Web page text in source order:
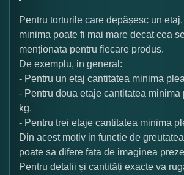
Pentru torturile care depășesc un
minima poate fi mai mare decat cea
menționata pentru fiecare produs.
De exemplu, in general:
- Pentru un etaj cantitatea minima
- Pentru doua etaje cantitatea minima
kg.
- Pentru trei etaje cantitatea minima
Din acest motiv in functie de
poate sa difere fata de imaginea
Pentru detalii și cantități exacte va